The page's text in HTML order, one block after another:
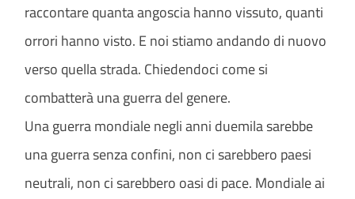
raccontare quanta angoscia hanno vissuto, quanti
orrori hanno visto. E noi stiamo andando di nuovo
verso quella strada. Chiedendoci come si
combatterà una guerra del genere.
Una guerra mondiale negli anni duemila sarebbe
una guerra senza confini, non ci sarebbero paesi
neutrali, non ci sarebbero oasi di pace. Mondiale ai